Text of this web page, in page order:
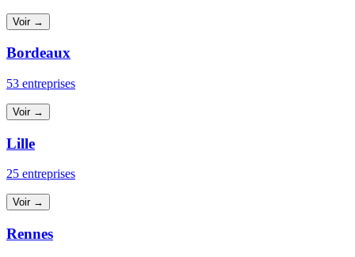
Voir →
Bordeaux
53 entreprises
Voir →
Lille
25 entreprises
Voir →
Rennes